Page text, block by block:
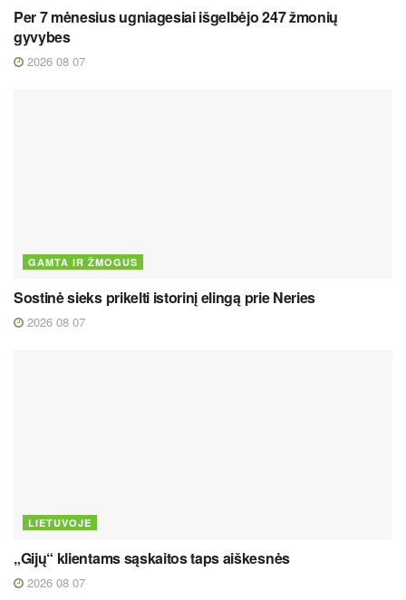
Per 7 mėnesius ugniagesiai išgelbėjo 247 žmonių
gyvybes
2026 08 07
GAMTA IR ŽMOGUS
Sostinė sieks prikelti istorinį elingą prie Neries
2026 08 07
LIETUVOJE
„Gijų“ klientams sąskaitos taps aiškesnės
2026 08 07